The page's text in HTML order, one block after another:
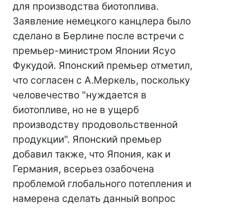
для производства биотоплива.
Заявление немецкого канцлера было
сделано в Берлине после встречи с
премьер-министром Японии Ясуо
Фукудой. Японский премьер отметил,
что согласен с А.Меркель, поскольку
человечество "нуждается в
биотопливе, но не в ущерб
производству продовольственной
продукции". Японский премьер
добавил также, что Япония, как и
Германия, всерьез озабочена
проблемой глобального потепления и
намерена сделать данный вопрос